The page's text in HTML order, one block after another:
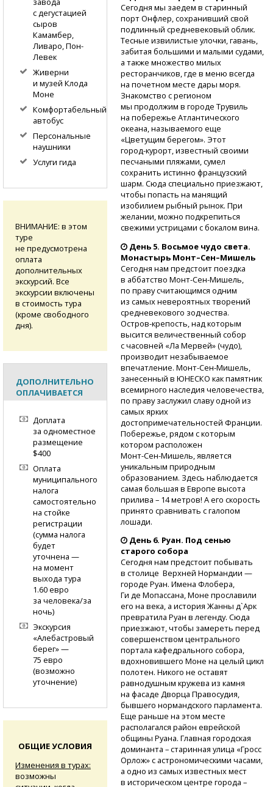
Сегодня мы заедем в старинный
порт Онфлер, сохранивший свой
подлинный средневековый облик.
Тесные извилистые улочки, гавань,
забитая большими и малыми судами,
а также множество милых
ресторанчиков, где в меню всегда
на почетном месте дары моря.
Знакомство с регионом
мы продолжим в городе Трувиль
на побережье Атлантического
океана, называемого еще
«Цветущим берегом». Этот
город-курорт, известный своими
песчаными пляжами, сумел
сохранить истинно французский
шарм. Сюда специально приезжают,
чтобы попасть на манящий
изобилием рыбный рынок. При
желании, можно подкрепиться
свежими устрицами с бокалом вина.
День 5. Восьмое чудо света.
Монастырь Монт–Сен–Мишель
Сегодня нам предстоит поездка
в аббатство Монт-Сен-Мишель,
по праву считающимся одним
из самых невероятных творений
средневекового зодчества.
Остров-крепость, над которым
высится величественный собор
с часовней «Ла Мервей» (чудо),
производит незабываемое
впечатление. Монт-Сен-Мишель,
занесенный в ЮНЕСКО как памятник
всемирного наследия человечества,
по праву заслужил славу одной из
самых ярких
достопримечательностей Франции.
Побережье, рядом с которым
котором расположен
Монт-Сен-Мишель, является
уникальным природным
образованием. Здесь наблюдается
самая большая в Европе высота
прилива – 14 метров! А его скорость
принято сравнивать с галопом
лошади.
День 6. Руан. Под сенью
старого собора
Сегодня нам предстоит побывать
в столице Верхней Нормандии —
городе Руан. Имена Флобера,
Ги де Мопассана, Моне прославили
его на века, а история Жанны д`Арк
превратила Руан в легенду. Сюда
приезжают, чтобы замереть перед
совершенством центрального
портала кафедрального собора,
вдохновившего Моне на целый цикл
полотен. Никого не оставят
равнодушным кружева из камня
на фасаде Дворца Правосудия,
бывшего нормандского парламента.
Еще раньше на этом месте
располагался район еврейской
общины Руана. Главная городская
доминанта – старинная улица «Гросс
Орлож» с астрономическими часами,
а одно из самых известных мест
в историческом центре города –
с дегустацией
сыров
Камамбер,
Ливаро, Пон-
Левек
Живерни
и музей Клода
Моне
Комфортабельный
автобус
Персональные
наушники
Услуги гида
ВНИМАНИЕ: в этом
туре
не предусмотрена
оплата
дополнительных
экскурсий. Все
экскурсии включены
в стоимость тура
(кроме свободного
дня).
ДОПОЛНИТЕЛЬНО
ОПЛАЧИВАЕТСЯ
Доплата
за одноместное
размещение
$400
Оплата
муниципального
налога
самостоятельно
на стойке
регистрации
(сумма налога
будет
уточнена —
на момент
выхода тура
1.60 евро
за человека/за
ночь)
Экскурсия
«Алебастровый
берег» —
75 евро
(возможно
уточнение)
ОБЩИЕ УСЛОВИЯ
Изменения в турах:
возможны